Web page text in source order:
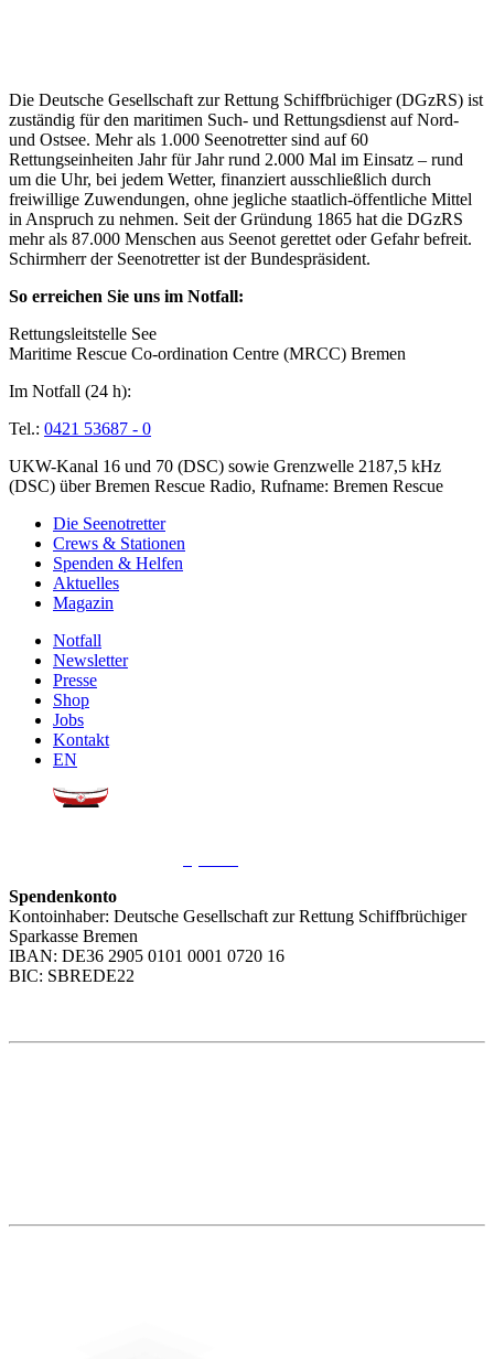
Die Deutsche Gesellschaft zur Rettung Schiffbrüchiger (DGzRS) ist
zuständig für den maritimen Such- und Rettungsdienst auf Nord-
und Ostsee. Mehr als 1.000 Seenotretter sind auf 60
Rettungseinheiten Jahr für Jahr rund 2.000 Mal im Einsatz – rund
um die Uhr, bei jedem Wetter, finanziert ausschließlich durch
freiwillige Zuwendungen, ohne jegliche staatlich-öffentliche Mittel
in Anspruch zu nehmen. Seit der Gründung 1865 hat die DGzRS
mehr als 87.000 Menschen aus Seenot gerettet oder Gefahr befreit.
Schirmherr der Seenotretter ist der Bundespräsident.
So erreichen Sie uns im Notfall:
Rettungsleitstelle See
Maritime Rescue Co-ordination Centre (MRCC) Bremen
Im Notfall (24 h):
Tel.: 0421 53687 - 0
UKW-Kanal 16 und 70 (DSC) sowie Grenzwelle 2187,5 kHz
(DSC) über Bremen Rescue Radio, Rufname: Bremen Rescue
Die Seenotretter
Crews & Stationen
Spenden & Helfen
Aktuelles
Magazin
Notfall
Newsletter
Presse
Shop
Jobs
Kontakt
EN
Spendenkonto
Kontoinhaber: Deutsche Gesellschaft zur Rettung Schiffbrüchiger
Sparkasse Bremen
IBAN: DE36 2905 0101 0001 0720 16
BIC: SBREDE22